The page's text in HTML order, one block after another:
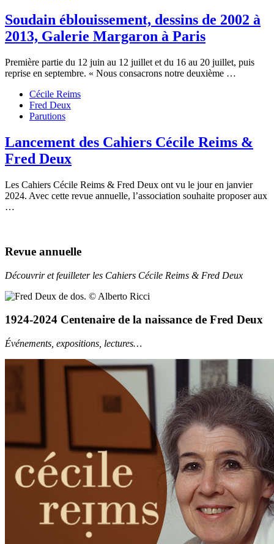
Soudain éblouissement, dessins de 2002 à
2013, Galerie Margaron à Paris
Première partie du 12 juin au 12 juillet et du 16 au 20 juillet, puis
reprise en septembre. « Nous consacrons notre deuxième …
Cécile Reims
Fred Deux
Parutions
Lancement des Cahiers Cécile Reims &
Fred Deux
Les Cahiers Cécile Reims & Fred Deux ont vu le jour en janvier
2024. Avec cette revue annuelle, l’association souhaite proposer aux
…
Revue annuelle
Découvrir et feuilleter les Cahiers Cécile Reims & Fred Deux
1924-2024 Centenaire de la naissance de Fred Deux
Événements, expositions, lectures…